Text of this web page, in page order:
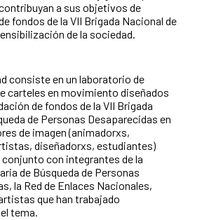
a sus objetivos de
fondos de la VII Brigada Nacional de
de la sociedad.
consiste en un laboratorio de
carteles en movimiento diseñados
de fondos de la VII Brigada
de Personas Desaparecidas en
de imagen (animadorxs,
diseñadorxs, estudiantes)
con integrantes de la
de Búsqueda de Personas
la Red de Enlaces Nacionales,
que han trabajado
tema.